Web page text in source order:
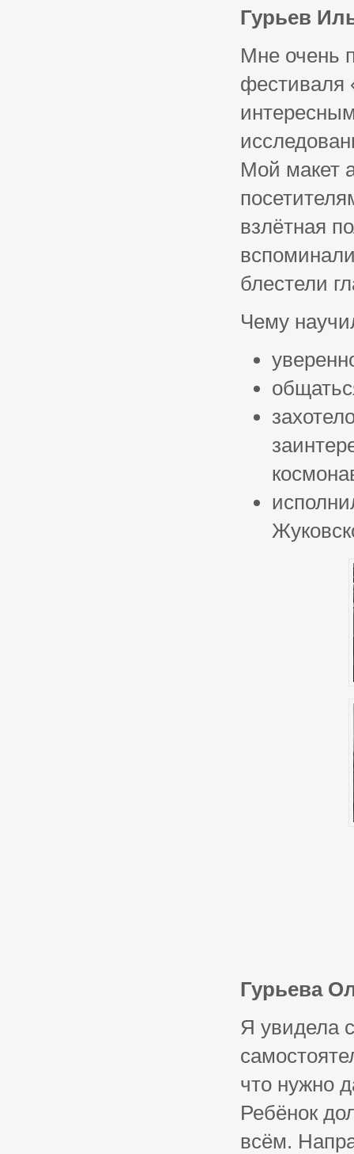
Гурьев
Мне очень
фестиваля
Мой макет
взлётная
блестели
Чему
Гурьева
Я увидела
что нужно
Ребёнок
всём.